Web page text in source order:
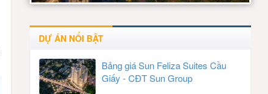
DỰ ÁN NỔI BẬT
Bảng giá Sun Feliza Suites Cầu
Giấy - CĐT Sun Group